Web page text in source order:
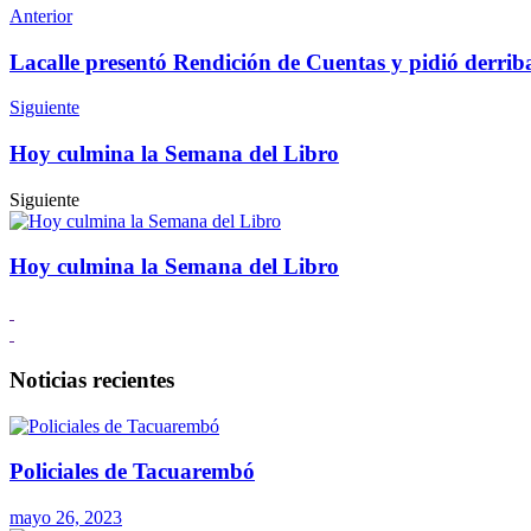
Anterior
Lacalle presentó Rendición de Cuentas y pidió
Siguiente
Hoy culmina la Semana del Libro
Siguiente
Hoy culmina la Semana del Libro
Noticias recientes
Policiales de Tacuarembó
mayo 26, 2023